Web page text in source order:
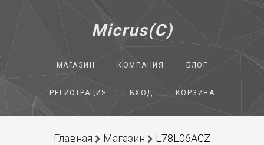
Micrus(C)
МАГАЗИН КОМПАНИЯ БЛОГ
РЕГИСТРАЦИЯ ВХОД КОРЗИНА
Главная Магазин
L78L06ACZ